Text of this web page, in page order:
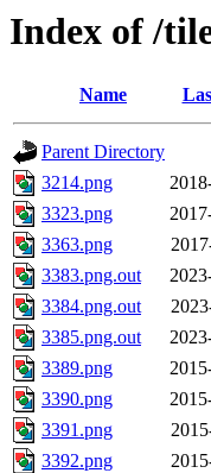
Index of /
Name
Parent Directory
3214.png
3323.png
3363.png
3383.png.out
3384.png.out
3385.png.out
3389.png
3390.png
3391.png
3392.png